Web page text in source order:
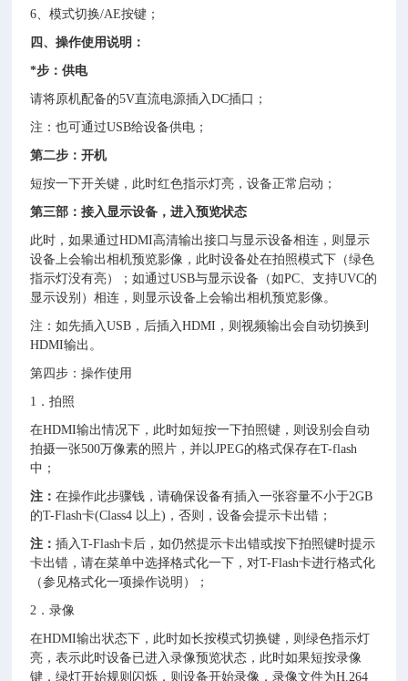
6、模式切换/AE按键；
四、操作使用说明：
*步：供电
请将原机配备的5V直流电源插入DC插口；
注：也可通过USB给设备供电；
第二步：开机
短按一下开关键，此时红色指示灯亮，设备正常启动；
第三部：接入显示设备，进入预览状态
此时，如果通过HDMI高清输出接口与显示设备相连，则显示
设备上会输出相机预览影像，此时设备处在拍照模式下（绿色
指示灯没有亮）；如通过USB与显示设备（如PC、支持UVC的
显示设别）相连，则显示设备上会输出相机预览影像。
注：如先插入USB，后插入HDMI，则视频输出会自动切换到
HDMI输出。
第四步：操作使用
1．拍照
在HDMI输出情况下，此时如短按一下拍照键，则设别会自动
拍摄一张500万像素的照片，并以JPEG的格式保存在T-flash
中；
注：在操作此步骤钱，请确保设备有插入一张容量不小于2GB
的T-Flash卡(Class4 以上)，否则，设备会提示卡出错；
注：插入T-Flash卡后，如仍然提示卡出错或按下拍照键时提示
卡出错，请在菜单中选择格式化一下，对T-Flash卡进行格式化
（参见格式化一项操作说明）；
2．录像
在HDMI输出状态下，此时如长按模式切换键，则绿色指示灯
亮，表示此时设备已进入录像预览状态，此时如果短按录像
键，绿灯开始规则闪烁，则设备开始录像，录像文件为H.264